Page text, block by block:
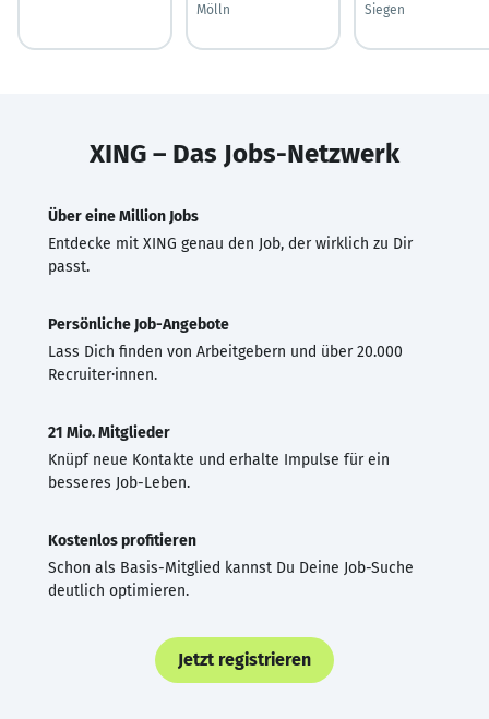
Mölln
Siegen
XING – Das Jobs-Netzwerk
Über eine Million Jobs
Entdecke mit XING genau den Job, der wirklich zu Dir
passt.
Persönliche Job-Angebote
Lass Dich finden von Arbeitgebern und über 20.000
Recruiter·innen.
21 Mio. Mitglieder
Knüpf neue Kontakte und erhalte Impulse für ein
besseres Job-Leben.
Kostenlos profitieren
Schon als Basis-Mitglied kannst Du Deine Job-Suche
deutlich optimieren.
Jetzt registrieren